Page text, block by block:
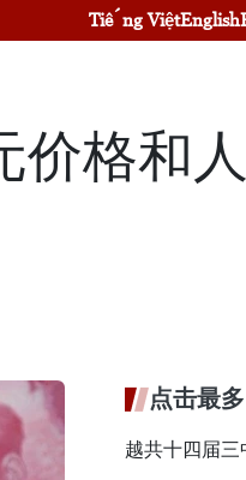
Tiếng ViệtEnglish
价格和
点击最多
越共十四届